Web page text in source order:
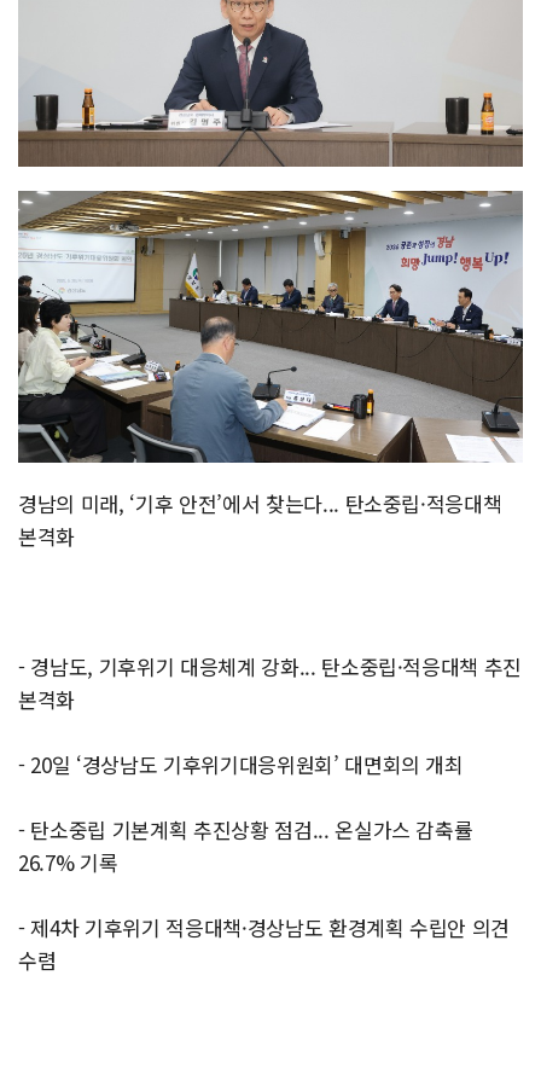
경남의 미래, ‘기후 안전’에서 찾는다... 탄소중립·적응대책
본격화
- 경남도, 기후위기 대응체계 강화... 탄소중립·적응대책 추진
본격화
- 20일 ‘경상남도 기후위기대응위원회’ 대면회의 개최
- 탄소중립 기본계획 추진상황 점검... 온실가스 감축률
26.7% 기록
- 제4차 기후위기 적응대책·경상남도 환경계획 수립안 의견
수렴